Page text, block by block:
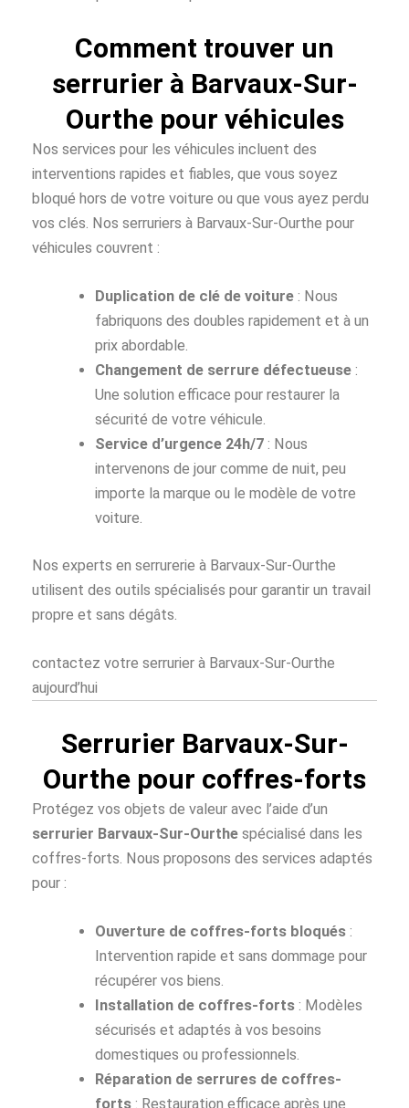
Comment trouver un
serrurier à Barvaux-Sur-
Ourthe pour véhicules
Nos services pour les véhicules incluent des
interventions rapides et fiables, que vous soyez
bloqué hors de votre voiture ou que vous ayez perdu
vos clés. Nos serruriers à Barvaux-Sur-Ourthe pour
véhicules couvrent :
Duplication de clé de voiture : Nous
fabriquons des doubles rapidement et à un
prix abordable.
Changement de serrure défectueuse :
Une solution efficace pour restaurer la
sécurité de votre véhicule.
Service d’urgence 24h/7 : Nous
intervenons de jour comme de nuit, peu
importe la marque ou le modèle de votre
voiture.
Nos experts en serrurerie à Barvaux-Sur-Ourthe
utilisent des outils spécialisés pour garantir un travail
propre et sans dégâts.
contactez votre serrurier à Barvaux-Sur-Ourthe
aujourd’hui
Serrurier Barvaux-Sur-
Ourthe pour coffres-forts
Protégez vos objets de valeur avec l’aide d’un
serrurier Barvaux-Sur-Ourthe spécialisé dans les
coffres-forts. Nous proposons des services adaptés
pour :
Ouverture de coffres-forts bloqués :
Intervention rapide et sans dommage pour
récupérer vos biens.
Installation de coffres-forts : Modèles
sécurisés et adaptés à vos besoins
domestiques ou professionnels.
Réparation de serrures de coffres-
forts : Restauration efficace après une